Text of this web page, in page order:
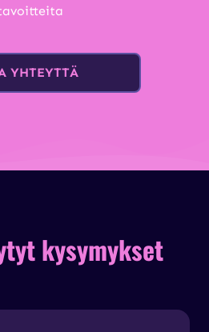
YHTEYTTÄ
kysymykset